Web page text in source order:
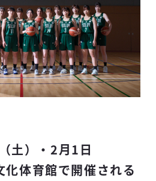
土）・2月1日
化体育館で開催される